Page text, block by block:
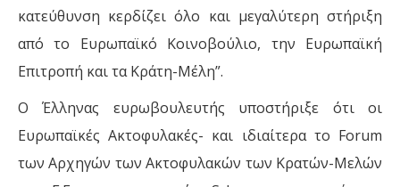
κατεύθυνση κερδίζει όλο και μεγαλύτερη στήριξη
από το Ευρωπαϊκό Κοινοβούλιο, την Ευρωπαϊκή
Επιτροπή και τα Κράτη-Μέλη”.
Ο Έλληνας ευρωβουλευτής υποστήριξε ότι οι
Ευρωπαϊκές Ακτοφυλακές- και ιδιαίτερα το Forum
των Αρχηγών των Ακτοφυλακών των Κρατών-Μελών